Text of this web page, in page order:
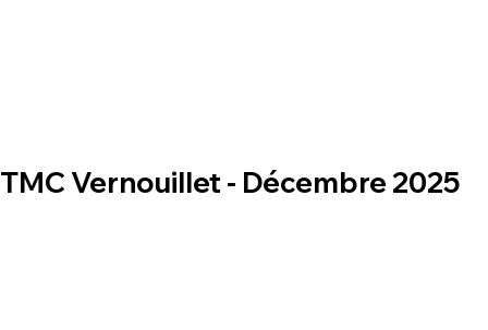
TMC Vernouillet - Décembre 2025